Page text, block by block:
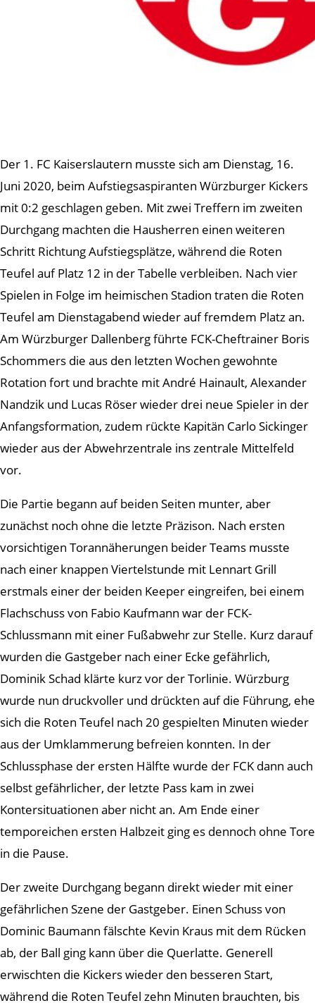
Der 1. FC Kaiserslautern musste sich am Dienstag, 16.
Juni 2020, beim Aufstiegsaspiranten Würzburger Kickers
mit 0:2 geschlagen geben. Mit zwei Treffern im zweiten
Durchgang machten die Hausherren einen weiteren
Schritt Richtung Aufstiegsplätze, während die Roten
Teufel auf Platz 12 in der Tabelle verbleiben. Nach vier
Spielen in Folge im heimischen Stadion traten die Roten
Teufel am Dienstagabend wieder auf fremdem Platz an.
Am Würzburger Dallenberg führte FCK-Cheftrainer Boris
Schommers die aus den letzten Wochen gewohnte
Rotation fort und brachte mit André Hainault, Alexander
Nandzik und Lucas Röser wieder drei neue Spieler in der
Anfangsformation, zudem rückte Kapitän Carlo Sickinger
wieder aus der Abwehrzentrale ins zentrale Mittelfeld
vor.
Die Partie begann auf beiden Seiten munter, aber
zunächst noch ohne die letzte Präzison. Nach ersten
vorsichtigen Torannäherungen beider Teams musste
nach einer knappen Viertelstunde mit Lennart Grill
erstmals einer der beiden Keeper eingreifen, bei einem
Flachschuss von Fabio Kaufmann war der FCK-
Schlussmann mit einer Fußabwehr zur Stelle. Kurz darauf
wurden die Gastgeber nach einer Ecke gefährlich,
Dominik Schad klärte kurz vor der Torlinie. Würzburg
wurde nun druckvoller und drückten auf die Führung, ehe
sich die Roten Teufel nach 20 gespielten Minuten wieder
aus der Umklammerung befreien konnten. In der
Schlussphase der ersten Hälfte wurde der FCK dann auch
selbst gefährlicher, der letzte Pass kam in zwei
Kontersituationen aber nicht an. Am Ende einer
temporeichen ersten Halbzeit ging es dennoch ohne Tore
in die Pause.
Der zweite Durchgang begann direkt wieder mit einer
gefährlichen Szene der Gastgeber. Einen Schuss von
Dominic Baumann fälschte Kevin Kraus mit dem Rücken
ab, der Ball ging kann über die Querlatte. Generell
erwischten die Kickers wieder den besseren Start,
während die Roten Teufel zehn Minuten brauchten, bis